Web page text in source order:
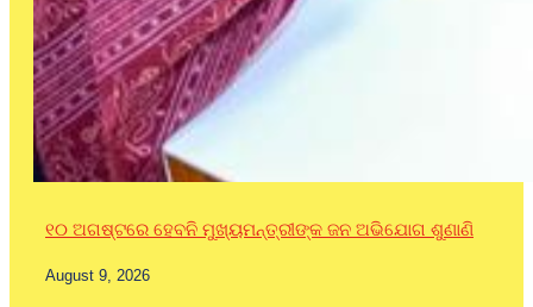
୧୦ ଅଗଷ୍ଟରେ ହେବନି ମୁଖ୍ୟମନ୍ତ୍ରୀଙ୍କ ଜନ ଅଭିଯୋଗ ଶୁଣାଣି
August 9, 2026